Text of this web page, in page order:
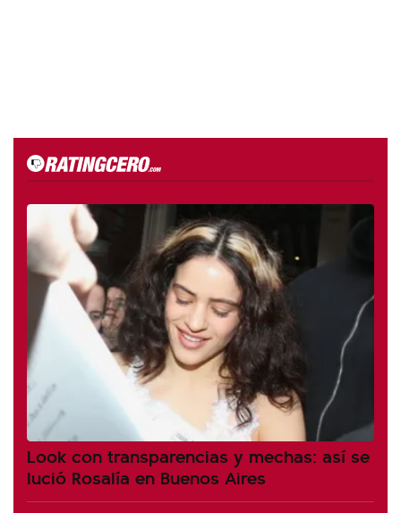
Look con transparencias y mechas: así se
lució Rosalía en Buenos Aires